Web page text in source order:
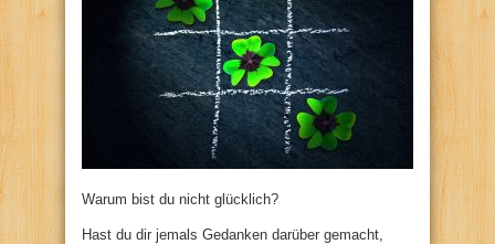
Warum bist du nicht glücklich?
Hast du dir jemals Gedanken darüber gemacht,